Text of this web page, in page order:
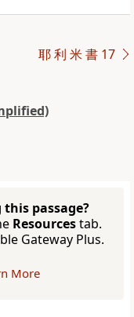
耶 利 米 書 17
passage?
Resourcestab.
Gateway Plus.
More